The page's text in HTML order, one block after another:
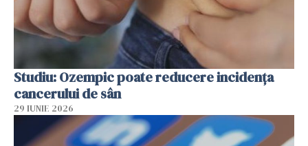
Studiu: Ozempic poate reducere incidența
cancerului de sân
29 IUNIE 2026